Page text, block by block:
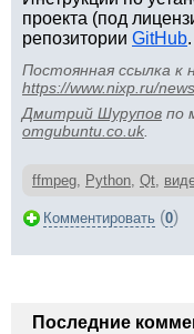
проекта (под
репозитории GitHub.
Постоянная ссылка к
https://www.nixp.ru/
Дмитрий Шурупов по
omgubuntu.co.uk
ffmpeg, Python, Qt,
Комментировать (0)
Последние